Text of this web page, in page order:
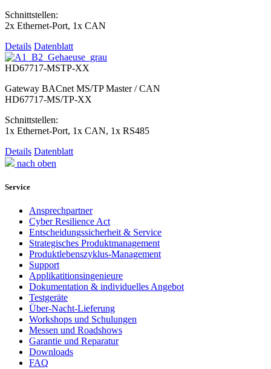
Schnittstellen:
2x Ethernet-Port, 1x CAN
Details Datenblatt
HD67717-MSTP-XX
Gateway BACnet MS/TP Master / CAN
HD67717-MS/TP-XX
Schnittstellen:
1x Ethernet-Port, 1x CAN, 1x RS485
Details Datenblatt
nach oben
Service
Ansprechpartner
Cyber Resilience Act
Entscheidungssicherheit & Service
Strategisches Produktmanagement
Produktlebenszyklus-Management
Support
Applikatitionsingenieure
Dokumentation & individuelles Angebot
Testgeräte
Über-Nacht-Lieferung
Workshops und Schulungen
Messen und Roadshows
Garantie und Reparatur
Downloads
FAQ